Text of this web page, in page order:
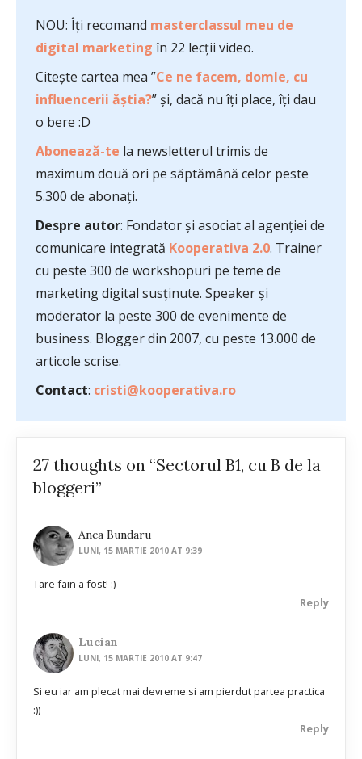
NOU: Îți recomand masterclassul meu de
digital marketing în 22 lecții video.
Citește cartea mea ”Ce ne facem, domle, cu
influencerii ăștia?” și, dacă nu îți place, îți dau
o bere :D
Abonează-te la newsletterul trimis de
maximum două ori pe săptămână celor peste
5.300 de abonați.
Despre autor: Fondator și asociat al agenției de
comunicare integrată Kooperativa 2.0. Trainer
cu peste 300 de workshopuri pe teme de
marketing digital susținute. Speaker și
moderator la peste 300 de evenimente de
business. Blogger din 2007, cu peste 13.000 de
articole scrise.
Contact: cristi@kooperativa.ro
27 thoughts on “Sectorul B1, cu B de la
bloggeri”
Anca Bundaru
LUNI, 15 MARTIE 2010 AT 9:39
Tare fain a fost! :)
Reply
Lucian
LUNI, 15 MARTIE 2010 AT 9:47
Si eu iar am plecat mai devreme si am pierdut partea practica
:))
Reply